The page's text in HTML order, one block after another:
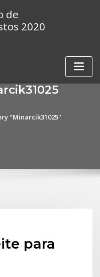
de
2020
"Minarcik31025"
para